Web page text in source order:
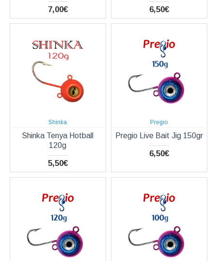
7,00€ 6,50€
Shinka
Shinka Tenya Hotball
120g
5,50€
Pregio
Pregio Live Bait Jig 150gr
6,50€